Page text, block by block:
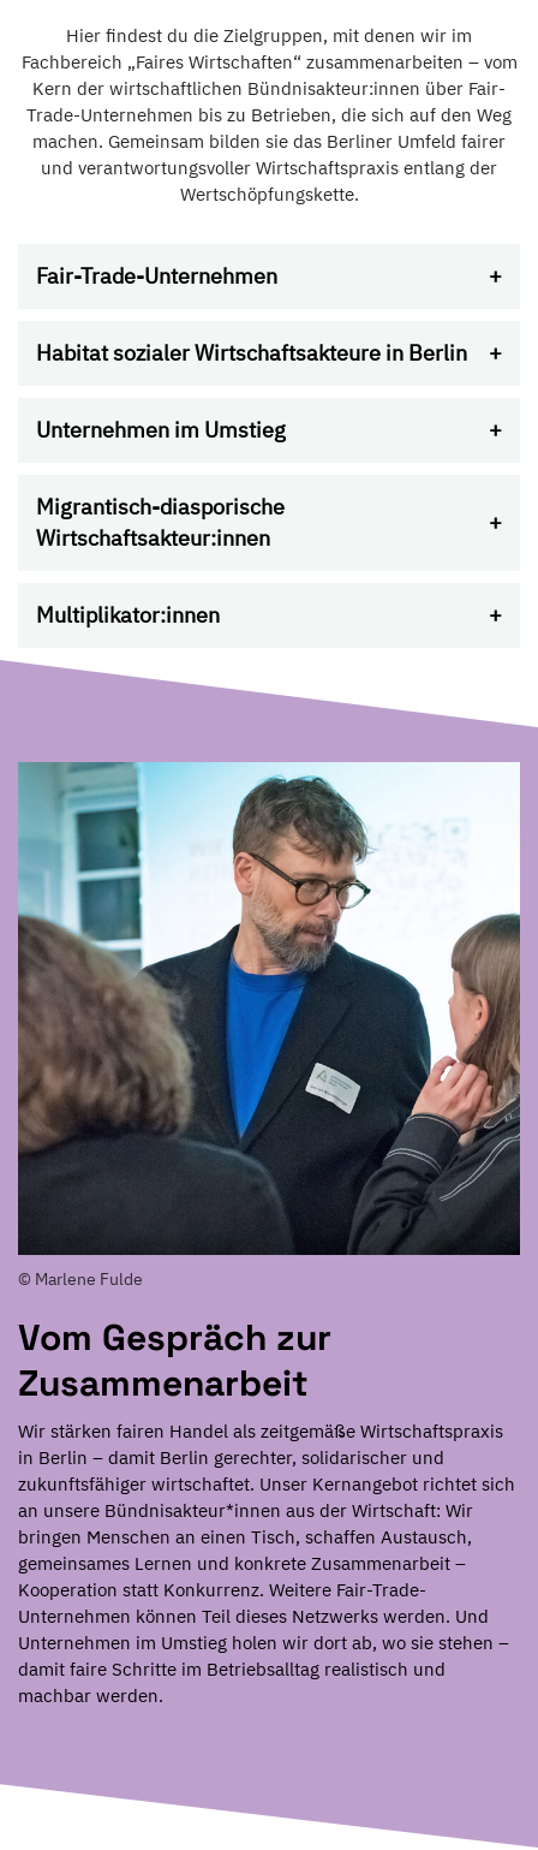
Hier findest du die Zielgruppen, mit denen wir im
Fachbereich „Faires Wirtschaften“ zusammenarbeiten – vom
Kern der wirtschaftlichen Bündnisakteur:innen über Fair-
Trade-Unternehmen bis zu Betrieben, die sich auf den Weg
machen. Gemeinsam bilden sie das Berliner Umfeld fairer
und verantwortungsvoller Wirtschaftspraxis entlang der
Wertschöpfungskette.
Fair-Trade-Unternehmen
Habitat sozialer Wirtschaftsakteure in Berlin
Unternehmen im Umstieg
Migrantisch-diasporische
Wirtschaftsakteur:innen
Multiplikator:innen
Vom Gespräch zur
Zusammenarbeit
Wir stärken fairen Handel als zeitgemäße Wirtschaftspraxis
in Berlin – damit Berlin gerechter, solidarischer und
zukunftsfähiger wirtschaftet. Unser Kernangebot richtet sich
an unsere Bündnisakteur*innen aus der Wirtschaft: Wir
bringen Menschen an einen Tisch, schaffen Austausch,
gemeinsames Lernen und konkrete Zusammenarbeit –
Kooperation statt Konkurrenz. Weitere Fair-Trade-
Unternehmen können Teil dieses Netzwerks werden. Und
Unternehmen im Umstieg holen wir dort ab, wo sie stehen –
damit faire Schritte im Betriebsalltag realistisch und
machbar werden.
© Marlene Fulde